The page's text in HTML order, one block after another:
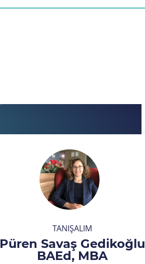
TANIŞALIM
Püren Savaş Gedikoğlu
BAEd, MBA